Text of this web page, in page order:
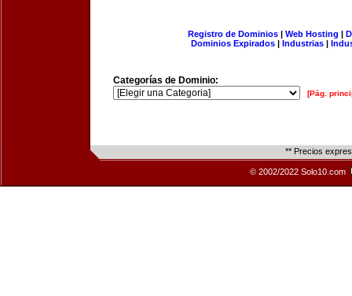
Registro de Dominios| Web Hosting |
Dominios Expirados | Industrias |
Categorías de Dominio:
[Pág.
** Precios
© 2002/2022 Solo10.com